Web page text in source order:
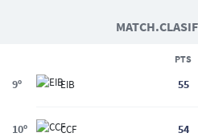
PTS
9º EIB 55
10º CCF 54